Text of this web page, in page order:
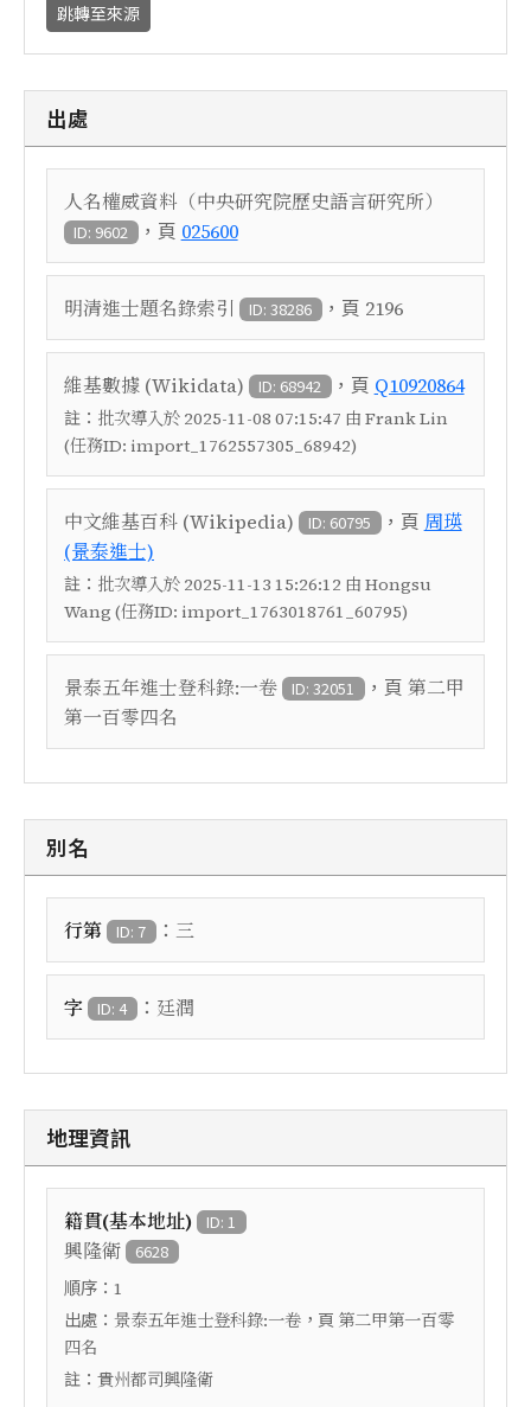
跳轉至來源
出處
人名權威資料（中央研究院歷史語言研究所）
ID: 9602 ，頁 025600
明清進士題名錄索引 ID: 38286 ，頁 2196
維基數據 (Wikidata) ID: 68942 ，頁 Q10920864
註： 批次導入於 2025-11-08 07:15:47 由 Frank Lin
(任務ID: import_1762557305_68942)
中文維基百科 (Wikipedia) ID: 60795 ，頁 周瑛
(景泰進士)
註： 批次導入於 2025-11-13 15:26:12 由 Hongsu
Wang (任務ID: import_1763018761_60795)
景泰五年進士登科錄:一卷 ID: 32051 ，頁 第二甲
第一百零四名
別名
行第 ID: 7 ： 三
字 ID: 4 ： 廷潤
地理資訊
籍貫(基本地址) ID: 1
興隆衛 6628
順序： 1
出處： 景泰五年進士登科錄:一卷 ，頁 第二甲第一百零
四名
註： 貴州都司興隆衛